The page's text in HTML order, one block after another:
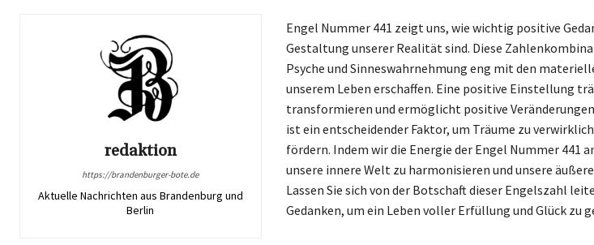
redaktion
https://brandenburger-bote.de
Aktuelle Nachrichten aus Brandenburg und
Berlin
Engel Nummer 441 zeigt uns, wie wichtig positive
Gestaltung unserer Realität sind. Diese
Psyche und Sinneswahrnehmung eng mit den
unserem Leben erschaffen. Eine positive Einstellung
transformieren und ermöglicht positive
ist ein entscheidender Faktor, um Träume zu
fördern. Indem wir die Energie der Engel Nummer 441
unsere innere Welt zu harmonisieren und unsere
Lassen Sie sich von der Botschaft dieser Engelszahl
Gedanken, um ein Leben voller Erfüllung und Glück zu